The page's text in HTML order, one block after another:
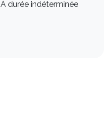
À durée indéterminée